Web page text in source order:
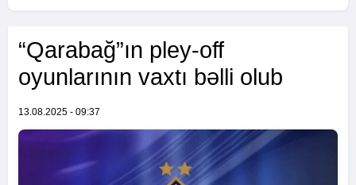
“Qarabağ”ın pley-off
oyunlarının vaxtı bəlli olub
13.08.2025 - 09:37